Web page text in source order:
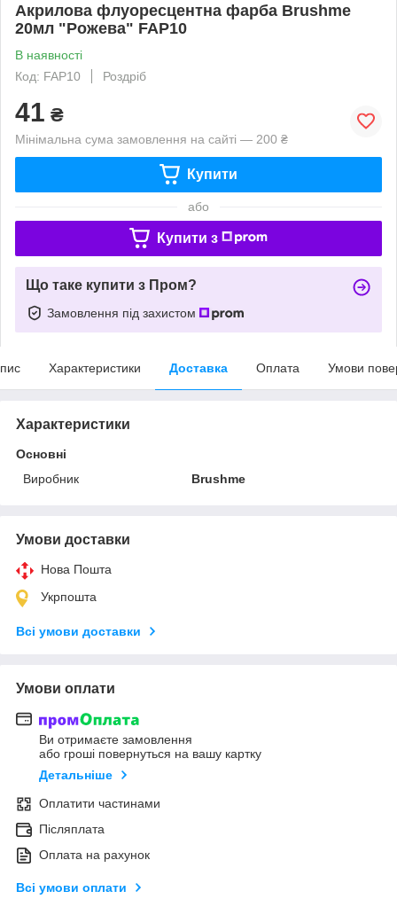
Акрилова флуоресцентна фарба Brushme
20мл "Рожева" FAP10
В наявності
Код: FAP10
Роздріб
41 ₴
Мінімальна сума замовлення на сайті — 200 ₴
Купити
або
Купити з
Що таке купити з Пром?
Замовлення під захистом
Характеристики Доставка Оплата Умови
Характеристики
Основні
Виробник
Brushme
Умови доставки
Нова Пошта
Укрпошта
Всі умови доставки
Умови оплати
Ви отримаєте замовлення
або гроші повернуться на вашу картку
Детальніше
Оплатити частинами
Післяплата
Оплата на рахунок
Всі умови оплати